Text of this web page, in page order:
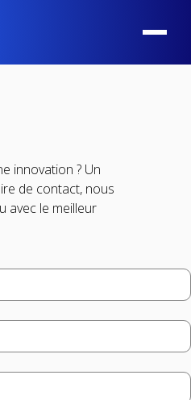
innovation ? Un
de contact, nous
avec le meilleur